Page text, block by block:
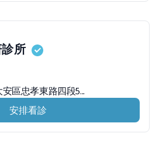
所
區忠孝東路四段5...
安排看診